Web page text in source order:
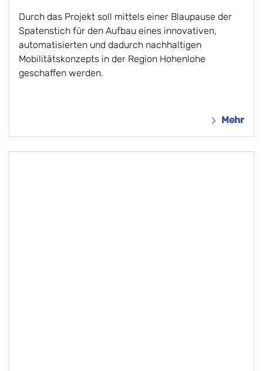
Durch das Projekt soll mittels einer Blaupause der
Spatenstich für den Aufbau eines innovativen,
automatisierten und dadurch nachhaltigen
Mobilitätskonzepts in der Region Hohenlohe
geschaffen werden.
Mehr